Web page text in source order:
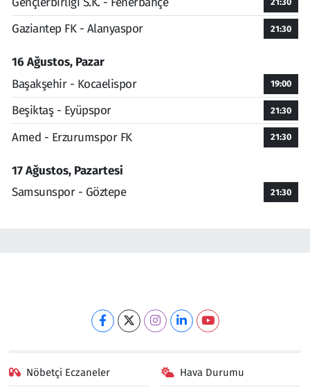
Gaziantep FK - Alanyaspor 21:30
16 Ağustos, Pazar
Başakşehir - Kocaelispor
19:00
Beşiktaş - Eyüpspor 21:30
Amed - Erzurumspor FK 21:30
17 Ağustos, Pazartesi
Samsunspor - Göztepe
21:30
Nöbetçi Eczaneler Hava Durumu